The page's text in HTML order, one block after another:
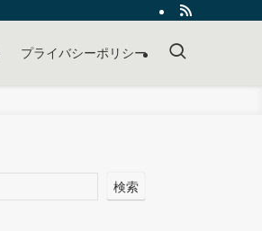
プライバシーポリシー
検索